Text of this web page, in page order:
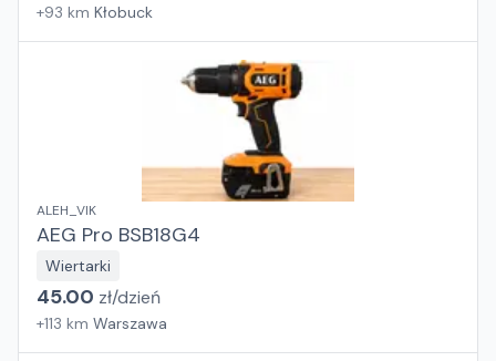
+93 km Kłobuck
ALEH_VIK
AEG Pro BSB18G4
Wiertarki
45.00 zł/dzień
+113 km Warszawa